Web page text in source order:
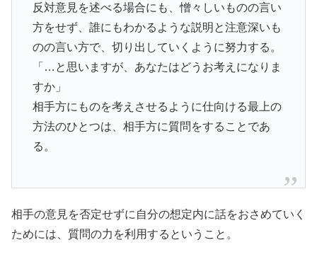
反対意見を述べる場合にも、憎々しいものの言い
方をせず、誰にもわかるような説明と注意深いも
のの言い方で、切り出していくように努力する。
「…と思いますが、あなたはどうお考えになりま
すか」
相手方にものを考えさせるように仕向ける最上の
方法のひとつは、相手方に質問をすることであ
る。
相手の意見を否定せずに自分の想定内に話をおさめていく
ためには、質問の力を利用するということ。